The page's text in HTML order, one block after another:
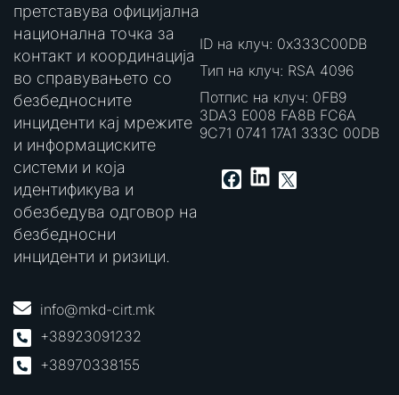
претставува официјална
национална точка за
контакт и координација
во справувањето со
безбедносните
инциденти кај мрежите
и информациските
системи и која
идентификува и
обезбедува одговор на
безбедносни
инциденти и ризици.
info@mkd-cirt.mk
+38923091232
+38970338155
ID на клуч: 0x333C00DB
Тип на клуч: RSA 4096
Потпис на клуч: 0FB9
3DA3 E008 FA8B FC6A
9C71 0741 17A1 333C 00DB
Facebook
LinkedIn
X